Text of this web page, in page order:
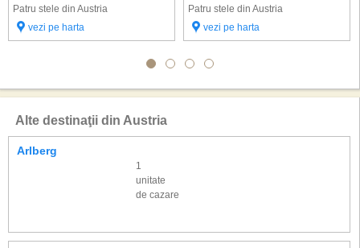
Patru stele din Austria
vezi pe harta
Patru stele din Austria
vezi pe harta
Alte destinaţii din Austria
Arlberg
1
unitate
de cazare